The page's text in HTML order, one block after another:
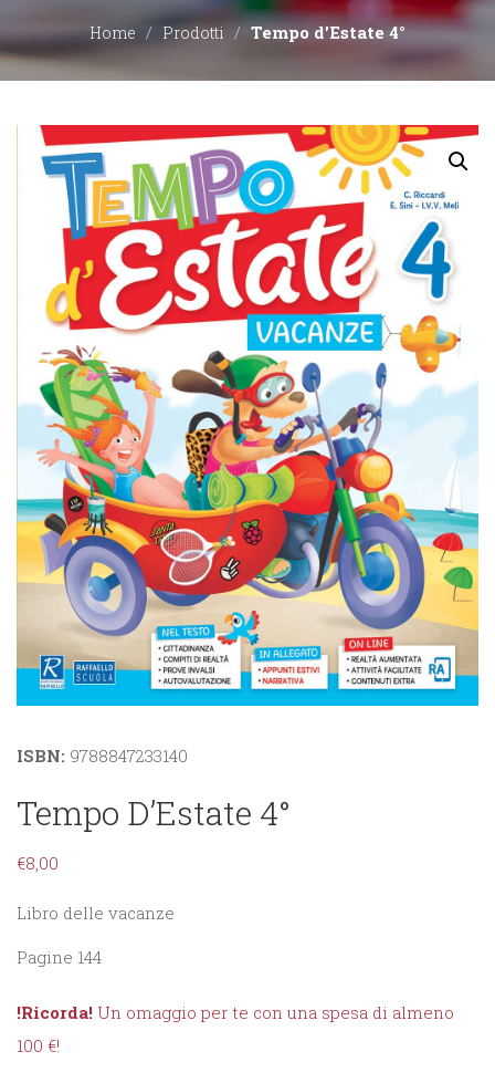
EDITORI
LIBRERIE
Home Prodotti Tempo d’Estate 4°
ISBN: 9788847233140
Tempo D’Estate 4°
€8,00
Libro delle vacanze
Pagine 144
!Ricorda! Un omaggio per te con una spesa di almeno
100 €!